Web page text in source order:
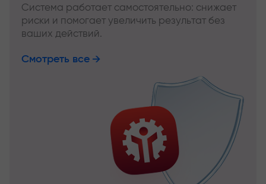
Система работает самостоятельно: снижает
риски и помогает увеличить результат без
ваших действий.
Смотреть все